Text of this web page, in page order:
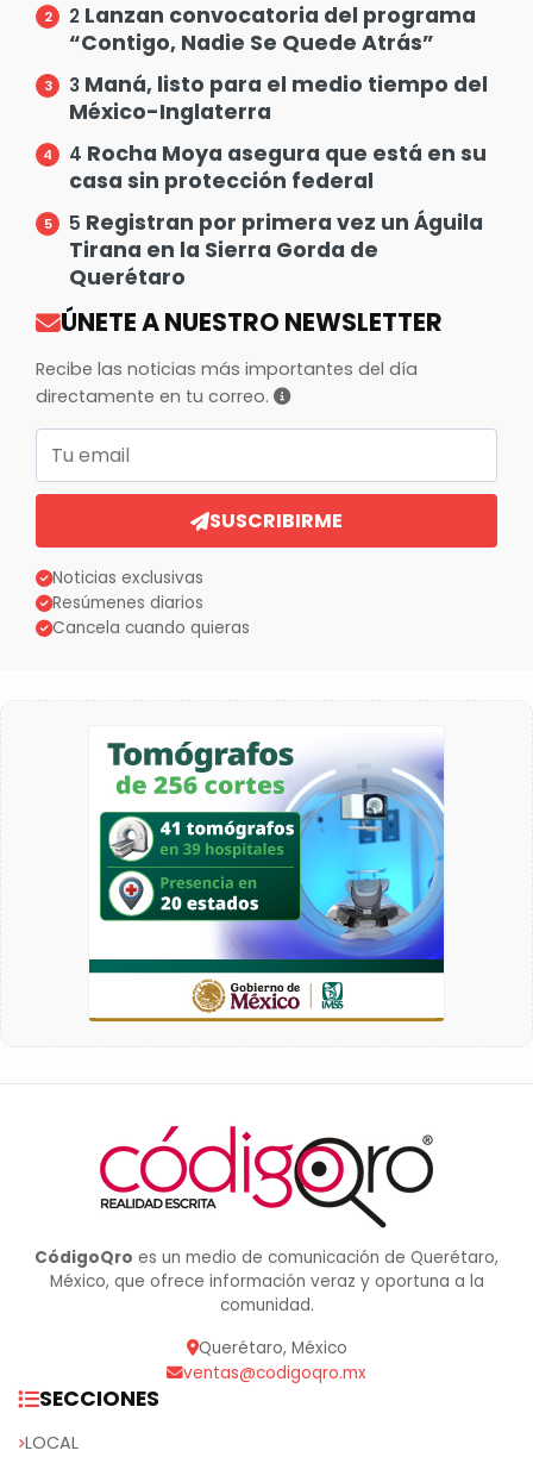
2 Lanzan convocatoria del programa
“Contigo, Nadie Se Quede Atrás”
3 Maná, listo para el medio tiempo del
México-Inglaterra
4 Rocha Moya asegura que está en su
casa sin protección federal
5 Registran por primera vez un Águila
Tirana en la Sierra Gorda de
Querétaro
ÚNETE A NUESTRO NEWSLETTER
Recibe las noticias más importantes del día
directamente en tu correo.
Correo electrónico
SUSCRIBIRME
Noticias exclusivas
Resúmenes diarios
Cancela cuando quieras
CódigoQro es un medio de comunicación de Querétaro,
México, que ofrece información veraz y oportuna a la
comunidad.
Querétaro, México
ventas@codigoqro.mx
SECCIONES
LOCAL